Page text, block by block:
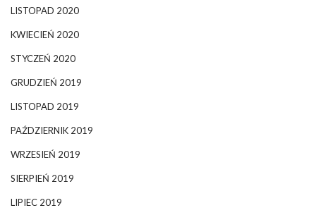
LISTOPAD 2020
KWIECIEŃ 2020
STYCZEŃ 2020
GRUDZIEŃ 2019
LISTOPAD 2019
PAŹDZIERNIK 2019
WRZESIEŃ 2019
SIERPIEŃ 2019
LIPIEC 2019